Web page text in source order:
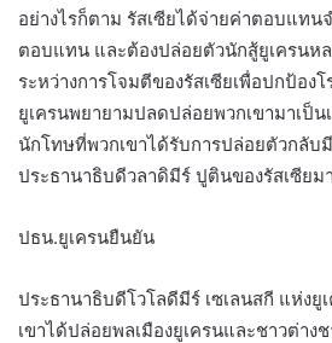
อย่างไรก็ตาม รัสเซียได้จ่ายค่าตอบแทน
ตอบแทน และต้องปล่อยตัวนักสู้ยูเครนห
ระหว่างการโจมตีของรัสเซียเพื่อปกป้อง
ยูเครนพยายามปลดปล่อยพวกเขามาเป็น
นักโทษที่พวกเขาได้รับการปล่อยตัวกลับ
ประธานาธิบดีวลาดิมีร์ ปูตินของรัสเซียม
ปธน.ยูเครนยืนยัน
ประธานาธิบดีโวโลดีมีร์ เซเลนสกี แห่งยู
เขาได้ปล่อยพลเมืองยูเครนและชาวต่าง